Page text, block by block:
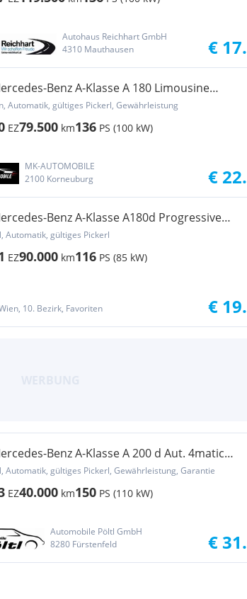
Autohaus Reichhart GmbH
4310 Mauthausen
€
Benz A-Klasse A 180 Limousine
NUR 79.500 KM
Automatik, gültiges Pickerl, Gewährleistung
EZ79.500 km136 PS (100 kW)
MK-AUTOMOBILE
2100 Korneuburg
€
Benz A-Klasse A180d Progressive
Automatik, gültiges Pickerl
EZ90.000 km116 PS (85 kW)
10. Bezirk, Favoriten
€
Benz A-Klasse A 200 d Aut. 4matic
360° KAMERA MWST ...
Automatik, gültiges Pickerl, Gewährleistung, Garantie
EZ40.000 km150 PS (110 kW)
Automobile Pöltl GmbH
8280 Fürstenfeld
€